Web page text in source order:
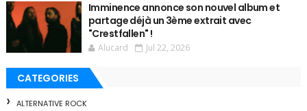
Imminence annonce son nouvel album et
partage déjà un 3ème extrait avec
"Crestfallen" !
Alucard Jul 22, 2026
CATEGORIES
ALTERNATIVE ROCK